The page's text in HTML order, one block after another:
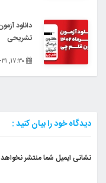
تشریحی
دیدگاه خود را بیان کنید :
نشانی ایمیل شما منتشر